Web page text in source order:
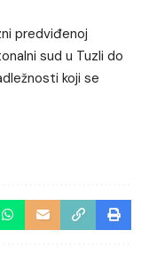
predviđenoj
sud u Tuzli do
koji se